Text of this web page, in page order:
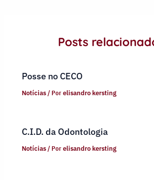
Posts
Posse no CECO
Notícias/ Porelisandro kersting
C.I.D. da Odontologia
Notícias/ Porelisandro kersting